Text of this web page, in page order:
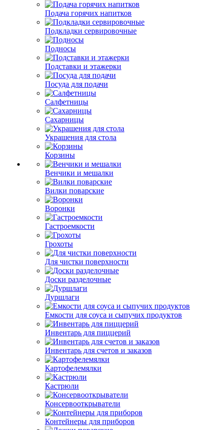
Подача горячих напитков
Подкладки сервировочные
Подносы
Подставки и этажерки
Посуда для подачи
Салфетницы
Сахарницы
Украшения для стола
Корзины
Венчики и мешалки
Вилки поварские
Воронки
Гастроемкости
Грохоты
Для чистки поверхности
Доски разделочные
Дуршлаги
Емкости для соуса и сыпучих продуктов
Инвентарь для пиццерий
Инвентарь для счетов и заказов
Картофелемялки
Кастрюли
Консервооткрыватели
Контейнеры для приборов